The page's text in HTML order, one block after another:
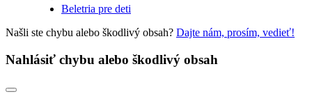
Beletria pre deti
Našli ste chybu alebo škodlivý obsah? Dajte nám, prosím, vedieť!
Nahlásiť chybu alebo škodlivý obsah